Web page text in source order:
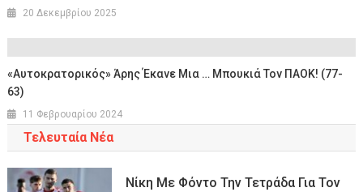
20 Δεκεμβρίου 2025
«Αυτοκρατορικός» Άρης Έκανε Μια … Μπουκιά Τον ΠΑΟΚ! (77-
63)
11 Φεβρουαρίου 2024
Τελευταία Νέα
Νίκη Με Φόντο Την Τετράδα Για Τον